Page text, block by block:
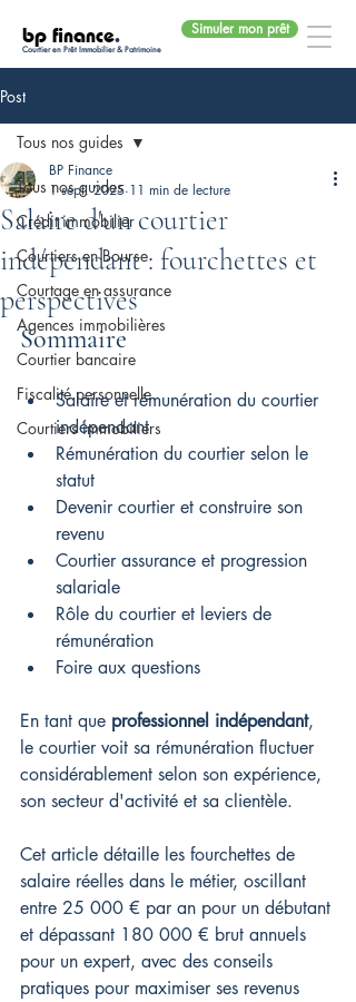
bp finance.
Courtier en Prêt Immobilier & Patrimoine
Simuler mon prêt
Post
Tous nos guides
Crédit immobilier
Courtiers en Bourse
Courtage en assurance
Agences immobilières
Courtier bancaire
Fiscalité personnelle
Courtiers immobiliers
Tous nos guides
Salaire d'un courtier
indépendant : fourchettes et
perspectives
BP Finance
1 sept. 2025 11 min de lecture
Sommaire
Salaire et rémunération du courtier
indépendant
Rémunération du courtier selon le
statut
Devenir courtier et construire son
revenu
Courtier assurance et progression
salariale
Rôle du courtier et leviers de
rémunération
Foire aux questions
En tant que professionnel indépendant,
le courtier voit sa rémunération fluctuer
considérablement selon son expérience,
son secteur d'activité et sa clientèle.
Cet article détaille les fourchettes de
salaire réelles dans le métier, oscillant
entre 25 000 € par an pour un débutant
et dépassant 180 000 € brut annuels
pour un expert, avec des conseils
pratiques pour maximiser ses revenus